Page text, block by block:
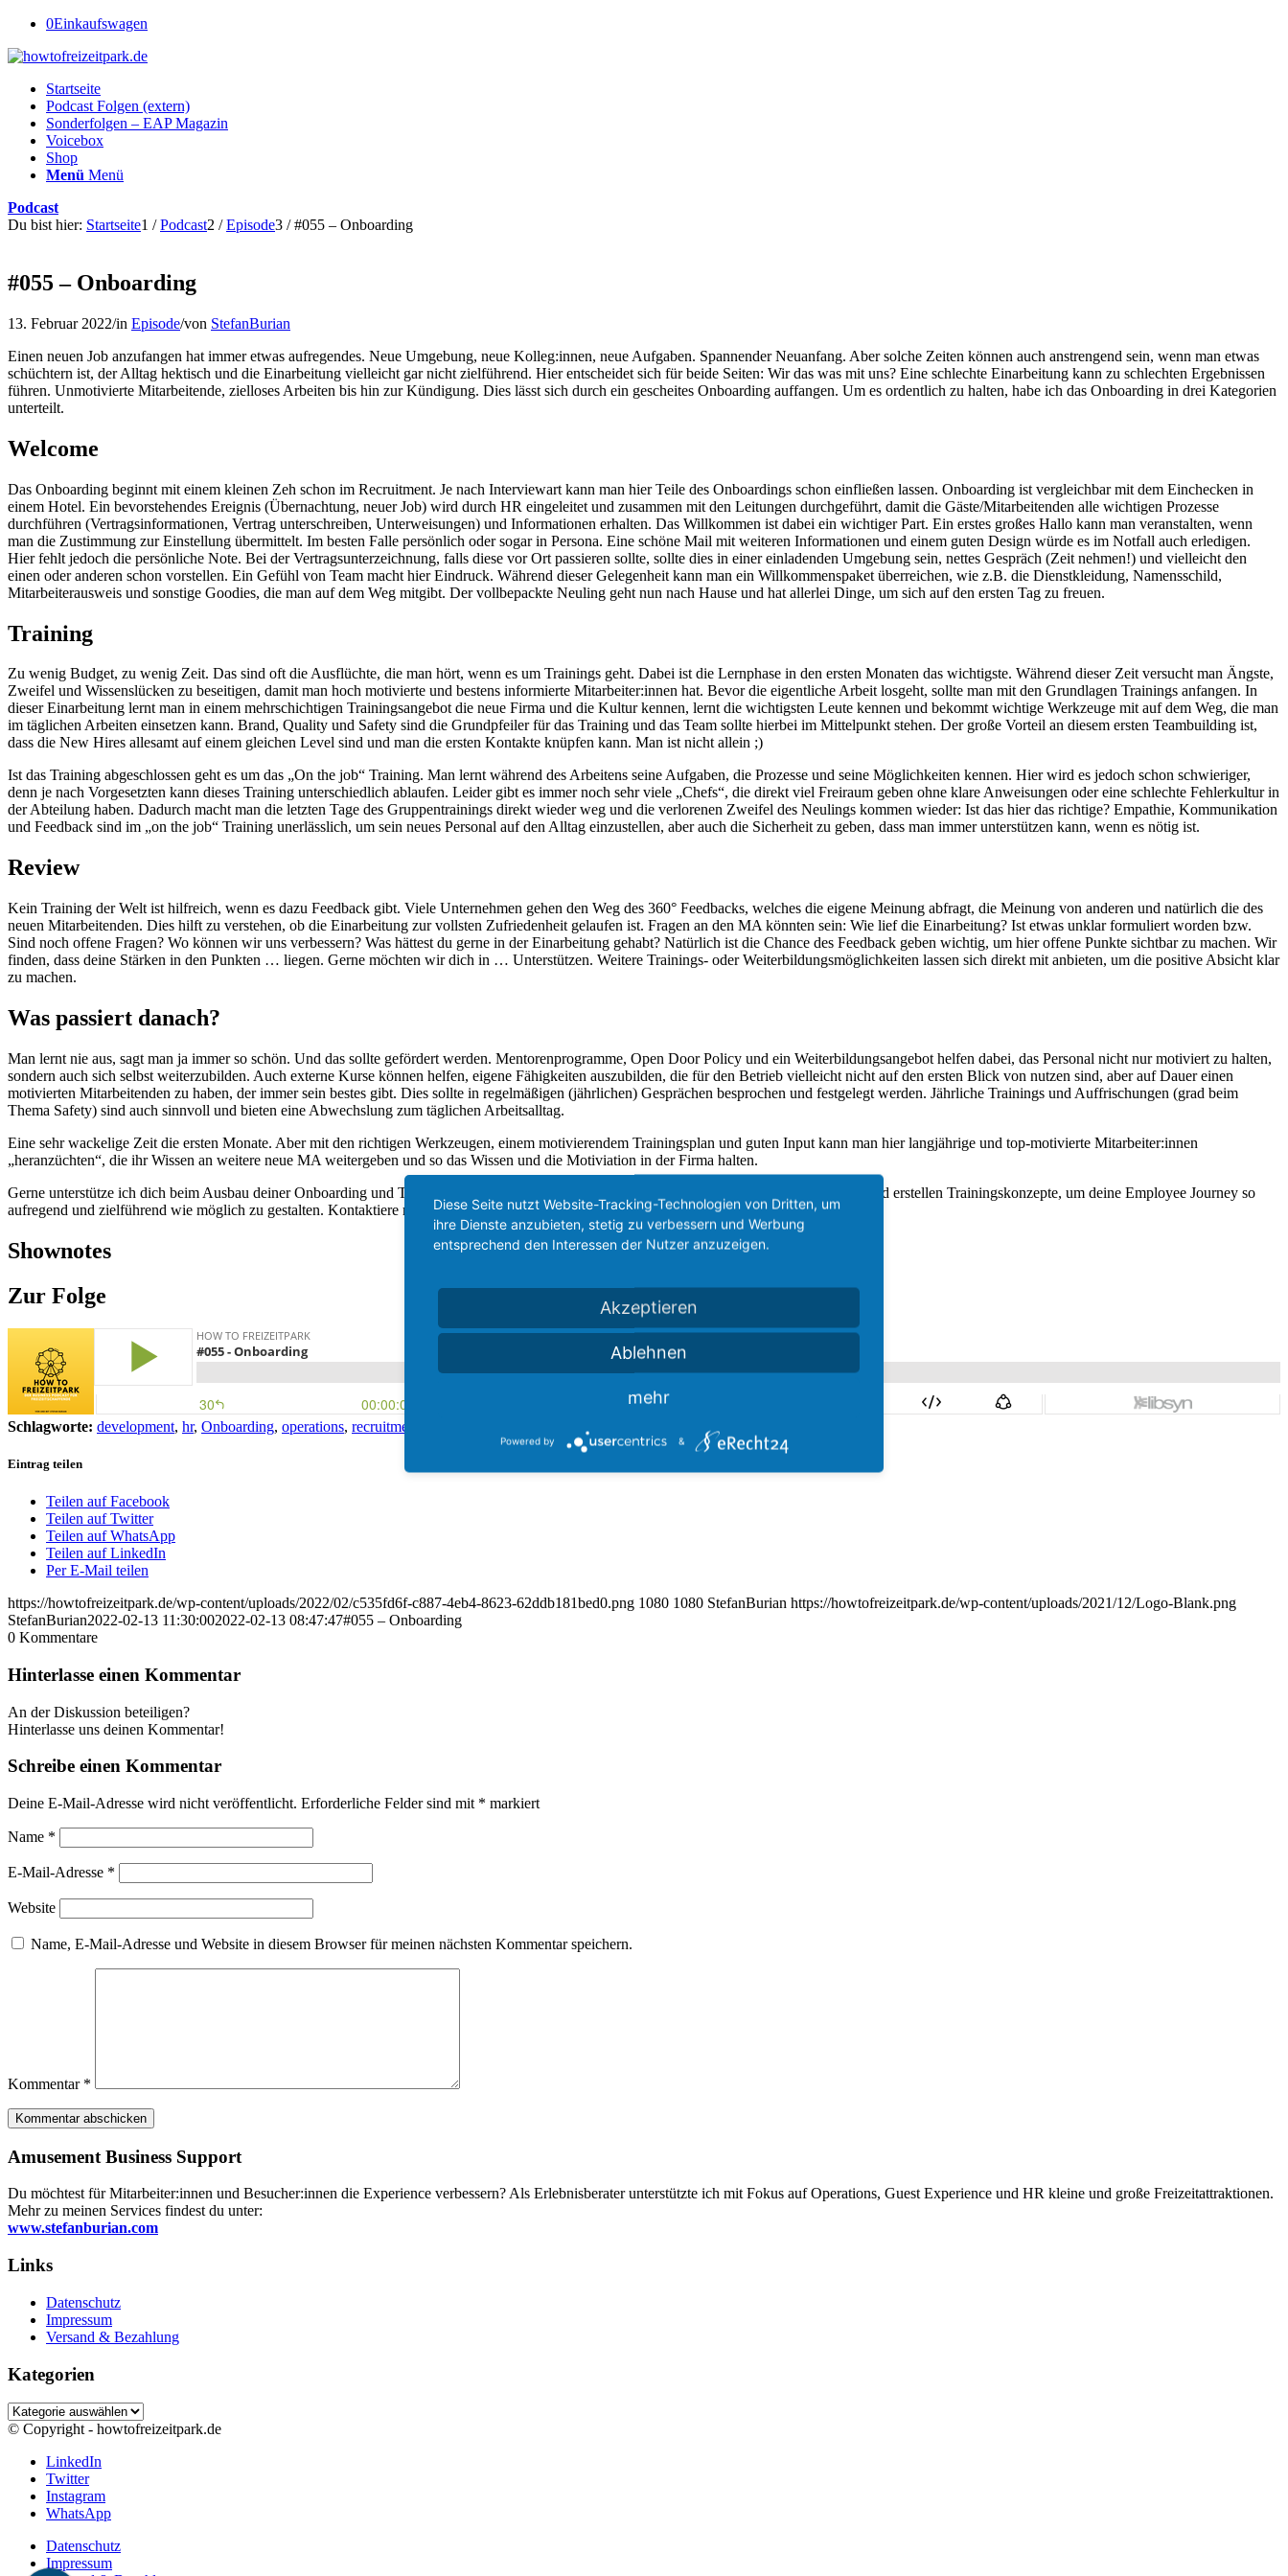
0Einkaufswagen
Startseite
Podcast Folgen (extern)
Sonderfolgen – EAP Magazin
Voicebox
Shop
Menü Menü
Podcast
Du bist hier: Startseite1 / Podcast2 / Episode3 / #055 – Onboarding
#055 – Onboarding
13. Februar 2022/in Episode/von StefanBurian
Einen neuen Job anzufangen hat immer etwas aufregendes. Neue Umgebung, neue Kolleg:innen, neue Aufgaben. Spannender Neuanfang. Aber solche Zeiten können auch anstrengend sein, wenn man etwas
schüchtern ist, der Alltag hektisch und die Einarbeitung vielleicht gar nicht zielführend. Hier entscheidet sich für beide Seiten: Wir das was mit uns? Eine schlechte Einarbeitung kann zu schlechten Ergebnissen
führen. Unmotivierte Mitarbeitende, zielloses Arbeiten bis hin zur Kündigung. Dies lässt sich durch ein gescheites Onboarding auffangen. Um es ordentlich zu halten, habe ich das Onboarding in drei Kategorien
unterteilt.
Welcome
Das Onboarding beginnt mit einem kleinen Zeh schon im Recruitment. Je nach Interviewart kann man hier Teile des Onboardings schon einfließen lassen. Onboarding ist vergleichbar mit dem Einchecken in
einem Hotel. Ein bevorstehendes Ereignis (Übernachtung, neuer Job) wird durch HR eingeleitet und zusammen mit den Leitungen durchgeführt, damit die Gäste/Mitarbeitenden alle wichtigen Prozesse
durchführen (Vertragsinformationen, Vertrag unterschreiben, Unterweisungen) und Informationen erhalten. Das Willkommen ist dabei ein wichtiger Part. Ein erstes großes Hallo kann man veranstalten, wenn
man die Zustimmung zur Einstellung übermittelt. Im besten Falle persönlich oder sogar in Persona. Eine schöne Mail mit weiteren Informationen und einem guten Design würde es im Notfall auch erledigen.
Hier fehlt jedoch die persönliche Note. Bei der Vertragsunterzeichnung, falls diese vor Ort passieren sollte, sollte dies in einer einladenden Umgebung sein, nettes Gespräch (Zeit nehmen!) und vielleicht den
einen oder anderen schon vorstellen. Ein Gefühl von Team macht hier Eindruck. Während dieser Gelegenheit kann man ein Willkommenspaket überreichen, wie z.B. die Dienstkleidung, Namensschild,
Mitarbeiterausweis und sonstige Goodies, die man auf dem Weg mitgibt. Der vollbepackte Neuling geht nun nach Hause und hat allerlei Dinge, um sich auf den ersten Tag zu freuen.
Training
Zu wenig Budget, zu wenig Zeit. Das sind oft die Ausflüchte, die man hört, wenn es um Trainings geht. Dabei ist die Lernphase in den ersten Monaten das wichtigste. Während dieser Zeit versucht man Ängste,
Zweifel und Wissenslücken zu beseitigen, damit man hoch motivierte und bestens informierte Mitarbeiter:innen hat. Bevor die eigentliche Arbeit losgeht, sollte man mit den Grundlagen Trainings anfangen. In
dieser Einarbeitung lernt man in einem mehrschichtigen Trainingsangebot die neue Firma und die Kultur kennen, lernt die wichtigsten Leute kennen und bekommt wichtige Werkzeuge mit auf dem Weg, die man
im täglichen Arbeiten einsetzen kann. Brand, Quality und Safety sind die Grundpfeiler für das Training und das Team sollte hierbei im Mittelpunkt stehen. Der große Vorteil an diesem ersten Teambuilding ist,
dass die New Hires allesamt auf einem gleichen Level sind und man die ersten Kontakte knüpfen kann. Man ist nicht allein ;)
Ist das Training abgeschlossen geht es um das „On the job“ Training. Man lernt während des Arbeitens seine Aufgaben, die Prozesse und seine Möglichkeiten kennen. Hier wird es jedoch schon schwieriger,
denn je nach Vorgesetzten kann dieses Training unterschiedlich ablaufen. Leider gibt es immer noch sehr viele „Chefs“, die direkt viel Freiraum geben ohne klare Anweisungen oder eine schlechte Fehlerkultur in
der Abteilung haben. Dadurch macht man die letzten Tage des Gruppentrainings direkt wieder weg und die verlorenen Zweifel des Neulings kommen wieder: Ist das hier das richtige? Empathie, Kommunikation
und Feedback sind im „on the job“ Training unerlässlich, um sein neues Personal auf den Alltag einzustellen, aber auch die Sicherheit zu geben, dass man immer unterstützen kann, wenn es nötig ist.
Review
Kein Training der Welt ist hilfreich, wenn es dazu Feedback gibt. Viele Unternehmen gehen den Weg des 360° Feedbacks, welches die eigene Meinung abfragt, die Meinung von anderen und natürlich die des
neuen Mitarbeitenden. Dies hilft zu verstehen, ob die Einarbeitung zur vollsten Zufriedenheit gelaufen ist. Fragen an den MA könnten sein: Wie lief die Einarbeitung? Ist etwas unklar formuliert worden bzw.
Sind noch offene Fragen? Wo können wir uns verbessern? Was hättest du gerne in der Einarbeitung gehabt? Natürlich ist die Chance des Feedback geben wichtig, um hier offene Punkte sichtbar zu machen. Wir
finden, dass deine Stärken in den Punkten … liegen. Gerne möchten wir dich in … Unterstützen. Weitere Trainings- oder Weiterbildungsmöglichkeiten lassen sich direkt mit anbieten, um die positive Absicht klar
zu machen.
Was passiert danach?
Man lernt nie aus, sagt man ja immer so schön. Und das sollte gefördert werden. Mentorenprogramme, Open Door Policy und ein Weiterbildungsangebot helfen dabei, das Personal nicht nur motiviert zu halten,
sondern auch sich selbst weiterzubilden. Auch externe Kurse können helfen, eigene Fähigkeiten auszubilden, die für den Betrieb vielleicht nicht auf den ersten Blick von nutzen sind, aber auf Dauer einen
motivierten Mitarbeitenden zu haben, der immer sein bestes gibt. Dies sollte in regelmäßigen (jährlichen) Gesprächen besprochen und festgelegt werden. Jährliche Trainings und Auffrischungen (grad beim
Thema Safety) sind auch sinnvoll und bieten eine Abwechslung zum täglichen Arbeitsalltag.
Eine sehr wackelige Zeit die ersten Monate. Aber mit den richtigen Werkzeugen, einem motivierendem Trainingsplan und guten Input kann man hier langjährige und top-motivierte Mitarbeiter:innen
„heranzüchten“, die ihr Wissen an weitere neue MA weitergeben und so das Wissen und die Motiviation in der Firma halten.
Gerne unterstütze ich dich beim Ausbau deiner Onboarding und Trainingmaßnahmen. Zusammen analysieren wird dein bestehendes Angebot und erstellen Trainingskonzepte, um deine Employee Journey so
aufregend und zielführend wie möglich zu gestalten. Kontaktiere mich für ein Erstgespräch -> contact@stefanburian.com
Shownotes
Zur Folge
Schlagworte: development, hr, Onboarding, operations, recruitment
Eintrag teilen
Teilen auf Facebook
Teilen auf Twitter
Teilen auf WhatsApp
Teilen auf LinkedIn
Per E-Mail teilen
https://howtofreizeitpark.de/wp-content/uploads/2022/02/c535fd6f-c887-4eb4-8623-62ddb181bed0.png 1080 1080 StefanBurian https://howtofreizeitpark.de/wp-content/uploads/2021/12/Logo-Blank.png
StefanBurian2022-02-13 11:30:002022-02-13 08:47:47#055 – Onboarding
0 Kommentare
Hinterlasse einen Kommentar
An der Diskussion beteiligen?
Hinterlasse uns deinen Kommentar!
Schreibe einen Kommentar
Deine E-Mail-Adresse wird nicht veröffentlicht. Erforderliche Felder sind mit * markiert
Name *
E-Mail-Adresse *
Website
Name, E-Mail-Adresse und Website in diesem Browser für meinen nächsten Kommentar speichern.
Kommentar *
Amusement Business Support
Du möchtest für Mitarbeiter:innen und Besucher:innen die Experience verbessern? Als Erlebnisberater unterstützte ich mit Fokus auf Operations, Guest Experience und HR kleine und große Freizeitattraktionen.
Mehr zu meinen Services findest du unter:
www.stefanburian.com
Links
Datenschutz
Impressum
Versand & Bezahlung
Kategorien
Kategorien
© Copyright - howtofreizeitpark.de
LinkedIn
Twitter
Instagram
WhatsApp
Datenschutz
Impressum
Diese Seite nutzt Website-Tracking-Technologien von Dritten, um
ihre Dienste anzubieten, stetig zu verbessern und Werbung
entsprechend den Interessen der Nutzer anzuzeigen.
Akzeptieren
Ablehnen
mehr
Powered by &